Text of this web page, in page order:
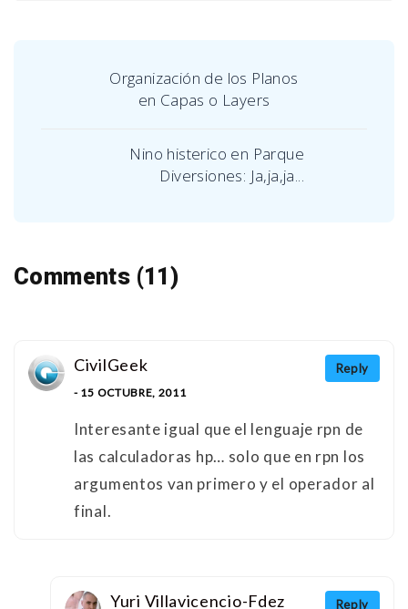
Organización de los Planos
en Capas o Layers
Nino histerico en Parque
Diversiones: Ja,ja,ja...
Comments (11)
Reply
CivilGeek
- 15 OCTUBRE, 2011
Interesante igual que el lenguaje rpn de
las calculadoras hp… solo que en rpn los
argumentos van primero y el operador al
final.
Reply
Yuri Villavicencio-Fdez